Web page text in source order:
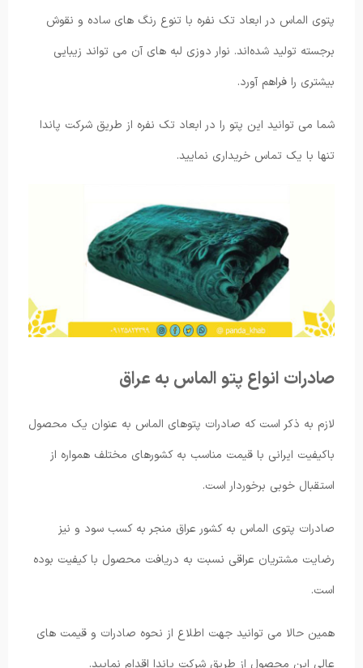
پتوی الماس در ابعاد تک نفره با تنوع رنگ های ساده و نقوش
برجسته تولید شده‌اند. نوار دوزی لبه های آن می تواند زیبایی
بیشتری را فراهم آورد.
شما می توانید این پتو را در ابعاد تک نفره از طریق شرکت پاندا
تنها با یک تماس خریداری نمایید.
صادرات انواع پتو الماس به عراق
لازم به ذکر است که صادرات پتوهای الماس به عنوان یک محصول
باکیفیت ایرانی با قیمت مناسب به کشورهای مختلف همواره از
استقبال خوبی برخوردار است.
صادرات پتوی الماس به کشور عراق منجر به کسب سود و نیز
رضایت مشتریان عراقی نسبت به دریافت محصول با کیفیت بوده
است.
همین حالا می توانید جهت اطلاع از نحوه صادرات و قیمت های
عالی این محصول از طریق شرکت پاندا اقدام نمایید.